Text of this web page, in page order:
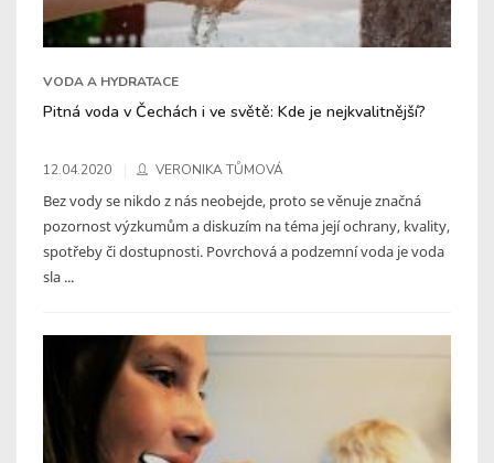
VODA A HYDRATACE
Pitná voda v Čechách i ve světě: Kde je nejkvalitnější?
12.04.2020 VERONIKA TŮMOVÁ
Bez vody se nikdo z nás neobejde, proto se věnuje značná
pozornost výzkumům a diskuzím na téma její ochrany, kvality,
spotřeby či dostupnosti. Povrchová a podzemní voda je voda
sla ...